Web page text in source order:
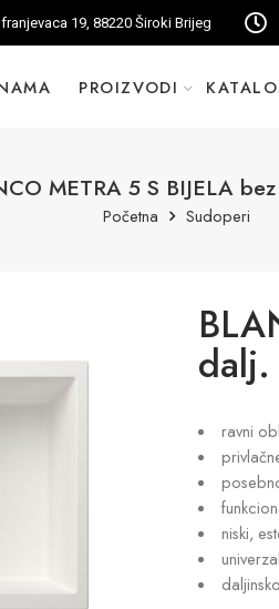
19, 88220 Široki Brijeg
PROIZVODI
METRA 5 S BIJELA
Početna Sudoperi
ravni
niski,